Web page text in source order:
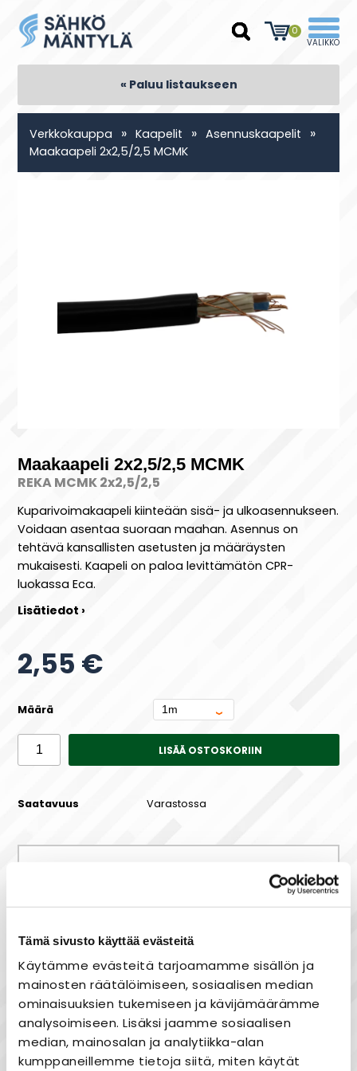
Tämä sivusto käyttää evästeitä
Käytämme evästeitä tarjoamamme sisällön ja
mainosten räätälöimiseen, sosiaalisen median
ominaisuuksien tukemiseen ja kävijämäärämme
analysoimiseen. Lisäksi jaamme sosiaalisen
median, mainosalan ja analytiikka-alan
kumppaneillemme tietoja siitä, miten käytät
0
« Paluu listaukseen
Verkkokauppa » Kaapelit » Asennuskaapelit »
Maakaapeli 2x2,5/2,5 MCMK
Maakaapeli 2x2,5/2,5 MCMK
REKA MCMK 2x2,5/2,5
Kuparivoimakaapeli kiinteään sisä- ja ulkoasennukseen.
Voidaan asentaa suoraan maahan. Asennus on
tehtävä kansallisten asetusten ja määräysten
mukaisesti. Kaapeli on paloa levittämätön CPR-
luokassa Eca.
Lisätiedot ›
2,55 €
Määrä
LISÄÄ OSTOSKORIIN
Saatavuus Varastossa
Nopea toimitus
Heti varastosta
Joustavat maksutavat